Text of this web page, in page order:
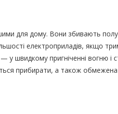
для дому. Вони збивають
електроприладів, якщо
швидкому пригніченні вогню і
прибирати, а також